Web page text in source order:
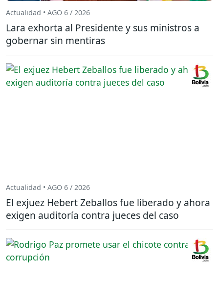
Actualidad • AGO 6 / 2026
Lara exhorta al Presidente y sus ministros a
gobernar sin mentiras
Actualidad • AGO 6 / 2026
El exjuez Hebert Zeballos fue liberado y ahora
exigen auditoría contra jueces del caso